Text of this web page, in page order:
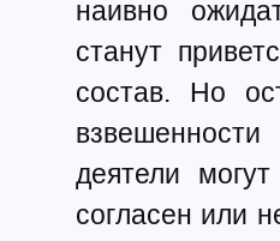
наивно
станут
состав. Но
деятели
согласен или